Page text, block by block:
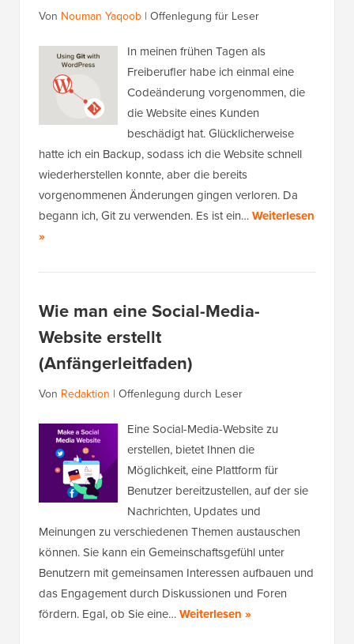
Von Nouman Yaqoob | Offenlegung für Leser
In meinen frühen Tagen als
Freiberufler habe ich einmal eine
Codeänderung vorgenommen, die
die Website eines Kunden
beschädigt hat. Glücklicherweise
hatte ich ein Backup, sodass ich die Website schnell
wiederherstellen konnte, aber die bereits
vorgenommenen Änderungen gingen verloren. Da
begann ich, Git zu verwenden. Es ist ein…Weiterlesen
»
Wie man eine Social-Media-
Website erstellt
(Anfängerleitfaden)
Von Redaktion | Offenlegung durch Leser
Eine Social-Media-Website zu
erstellen, bietet Ihnen die
Möglichkeit, eine Plattform für
Benutzer bereitzustellen, auf der sie
Nachrichten, Updates und
Meinungen zu verschiedenen Themen austauschen
können. Sie kann ein Gemeinschaftsgefühl unter
Benutzern mit gemeinsamen Interessen aufbauen und
das Engagement durch Diskussionen und Foren
fördern. Egal, ob Sie eine…Weiterlesen »